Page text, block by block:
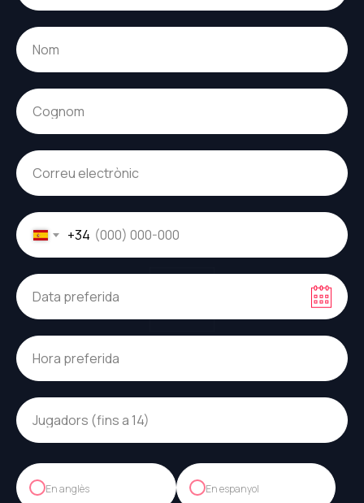
Nom
Cognom
Correu electrònic
+34
Data preferida
Hora preferida
Jugadors (fins a 14)
En anglès En espanyol